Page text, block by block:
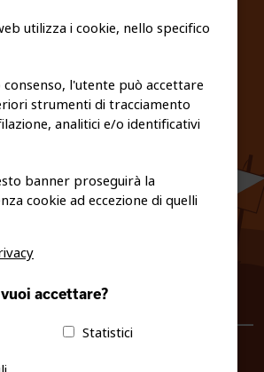
E COOKIE POLICY
|fiso@pec-mail.eu
utilizza i cookie, nello specifico
l'utente può accettare
strumenti di tracciamento
analitici e/o identificativi
banner proseguirà la
cookie ad eccezione di quelli
accettare?
Statistici